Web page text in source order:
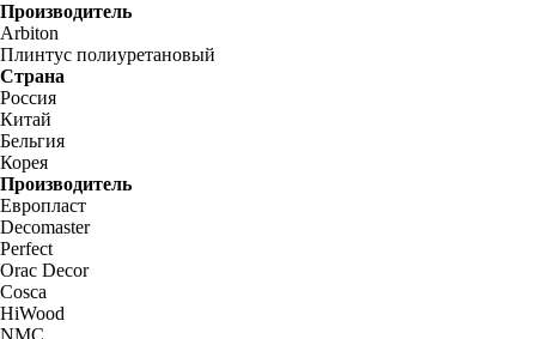
Производитель
Arbiton
Плинтус полиуретановый
Страна
Россия
Китай
Бельгия
Корея
Производитель
Европласт
Decomaster
Perfect
Orac Decor
Cosca
HiWood
NMC